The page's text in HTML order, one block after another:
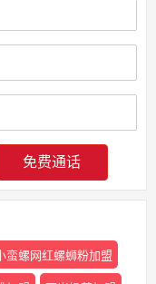
免费通话
蛮螺网红螺蛳粉加盟